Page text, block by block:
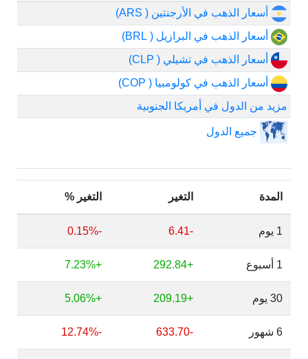
أسعار الذهب في الأرجنتين ( ARS)
أسعار الذهب في البرازيل ( BRL)
أسعار الذهب في تشيلي ( CLP)
أسعار الذهب في كولومبيا ( COP)
مزيد من الدول في أمريكا الجنوبية
جميع الدول
المدة التغير التغير %
1 يوم -6.41
-0.15%
1 أسبوع +292.84
+7.23%
30 يوم +209.19
+5.06%
6 شهور -633.70
-12.74%